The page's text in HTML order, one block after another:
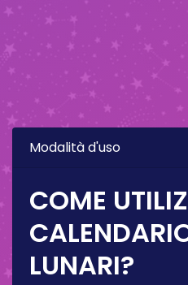
Modalità d'uso
COME
LUNARI?